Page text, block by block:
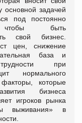
основной задачей
под постоянно
чтобы быть
свой бизнес.
цен, снижение
база и
при
нормального
которые
бизнеса
игроков рынка
выживания» в